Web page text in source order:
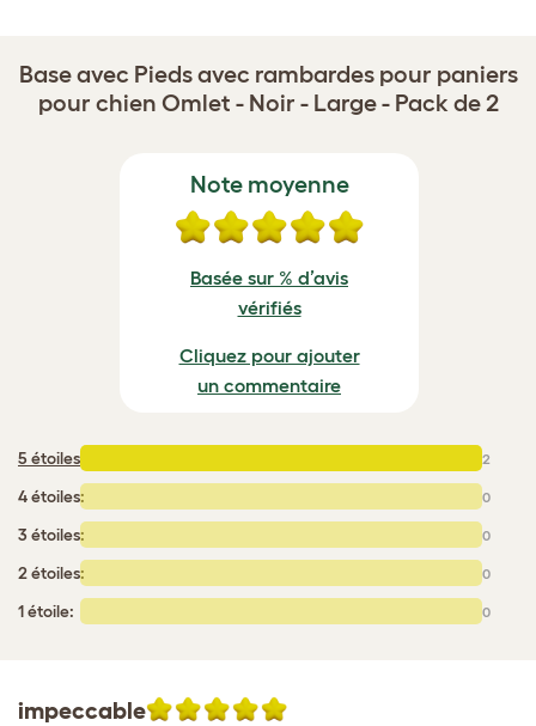
Base avec Pieds avec rambardes pour paniers
pour chien Omlet - Noir - Large - Pack de 2
Note moyenne
Basée sur % d’avis
vérifiés
Cliquez pour ajouter
un commentaire
5 étoiles 2
4 étoiles: 0
3 étoiles: 0
2 étoiles: 0
1 étoile: 0
impeccable